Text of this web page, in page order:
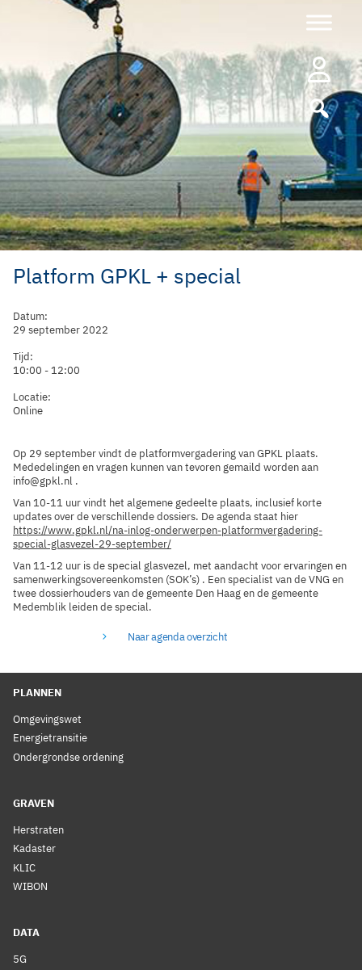
Platform GPKL + special
Datum:
29 september 2022
Tijd:
10:00 - 12:00
Locatie:
Online
Op 29 september vindt de platformvergadering van GPKL plaats.
Mededelingen en vragen kunnen van tevoren gemaild worden aan
info@gpkl.nl .
Van 10-11 uur vindt het algemene gedeelte plaats, inclusief korte
updates over de verschillende dossiers. De agenda staat hier
https://www.gpkl.nl/na-inlog-onderwerpen-platformvergadering-
special-glasvezel-29-september/
Van 11-12 uur is de special glasvezel, met aandacht voor ervaringen en
samenwerkingsovereenkomsten (SOK’s) . Een specialist van de VNG en
twee dossierhouders van de gemeente Den Haag en de gemeente
Medemblik leiden de special.
Naar agenda overzicht
PLANNEN
Omgevingswet
Energietransitie
Ondergrondse ordening
GRAVEN
Herstraten
Kadaster
KLIC
WIBON
DATA
5G